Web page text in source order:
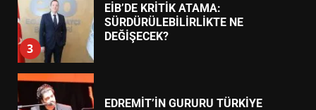
3
EİB’DE KRİTİK ATAMA:
SÜRDÜRÜLEBİLİRLİKTE NE
DEĞİŞECEK?
EDREMİT’İN GURURU TÜRKİYE